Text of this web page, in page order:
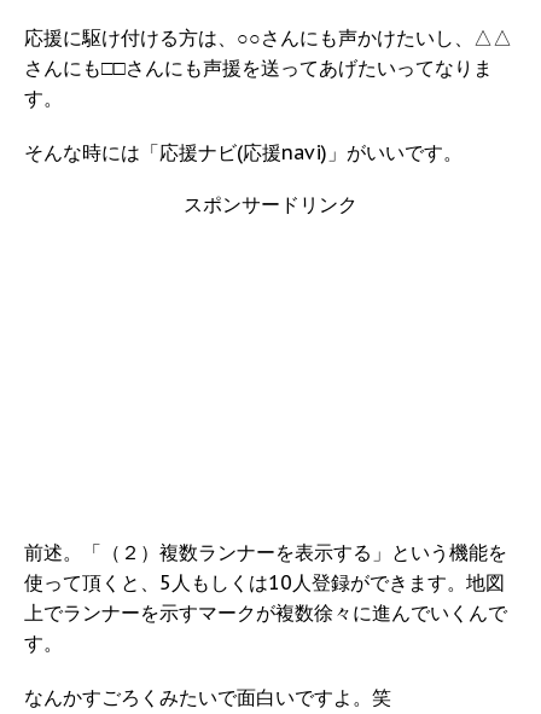
応援に駆け付ける方は、○○さんにも声かけたいし、△△
さんにも□□さんにも声援を送ってあげたいってなりま
す。
そんな時には「応援ナビ(応援navi)」がいいです。
スポンサードリンク
前述。「（２）複数ランナーを表示する」という機能を
使って頂くと、5人もしくは10人登録ができます。地図
上でランナーを示すマークが複数徐々に進んでいくんで
す。
なんかすごろくみたいで面白いですよ。笑